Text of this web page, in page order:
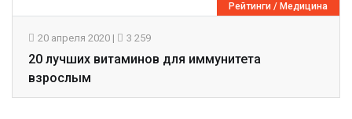
Рейтинги / Медицина
20 апреля 2020 | 3 259
20 лучших витаминов для иммунитета
взрослым